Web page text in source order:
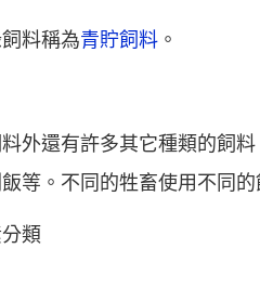
料稱為青貯飼料 。
外還有許多其它種類的飼
等。不同的牲畜使用不同
類